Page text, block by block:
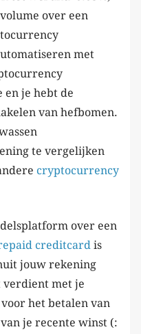
over een
met
je hebt de
van hefbomen.
te vergelijken
cryptocurrency
over een
creditcard is
jouw rekening
verdient met je
het betalen van
je recente winst (: